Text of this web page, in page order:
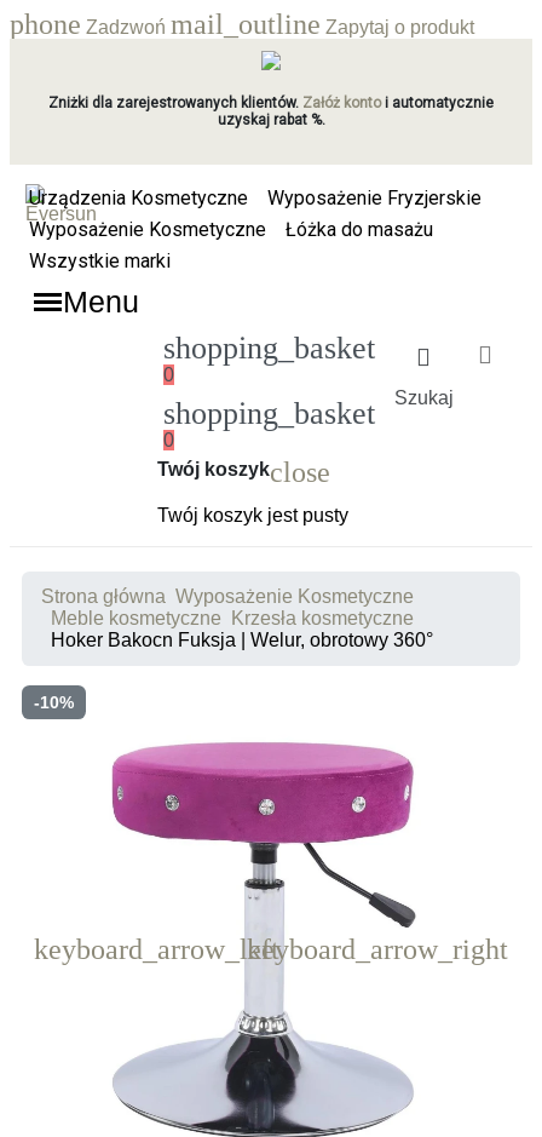
phone Zadzwoń mail_outline Zapytaj o produkt
Zniżki dla zarejestrowanych klientów. Załóż kontoi automatycznie
uzyskaj rabat %.
Szukaj
shopping_basket
0
shopping_basket
0
Ładowanie
Twój koszykclose
Twój koszyk jest pusty
Urządzenia Kosmetyczne
Wyposażenie Fryzjerskie
Wyposażenie Kosmetyczne
Łóżka do masażu
Wszystkie marki
Menu
Strona główna Wyposażenie Kosmetyczne
Meble kosmetyczne
Krzesła kosmetyczne
Hoker Bakocn Fuksja | Welur, obrotowy 360°
-10%
Poprzedni
keyboard_arrow_left Następny
keyboard_arrow_right